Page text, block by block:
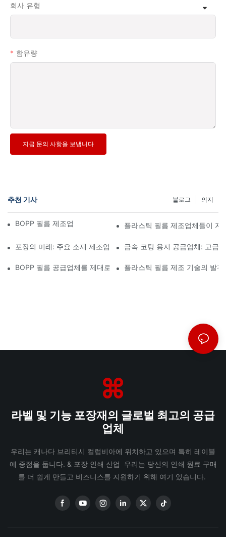
회사 유형
함유량
지금 문의 사항을 보냅니다
추천 기사 의지
블로그
BOPP 필름 제조업체: 연성 포장의 핵심플라스틱 필름 제조업체들이 지
포장의 미래: 주요 소재 제조업체들이 제시하는 통찰력
금속 코팅 용지 공급업체: 고급
BOPP 필름 공급업체를 제대로 선택하는 것이 사업에 중요한 이유
플라스틱 필름 제조 기술의 발
라벨 및 기능 포장재의 글로벌 최고의 공급
업체
우리는 캐나다 브리티시 컬럼비아에 위치하고 있으며 특히 레이블
에 중점을 둡니다. & 포장 인쇄 산업 우리는 당신의 인쇄 원료 구매
를 더 쉽게 만들고 비즈니스를 지원하기 위해 여기 있습니다.